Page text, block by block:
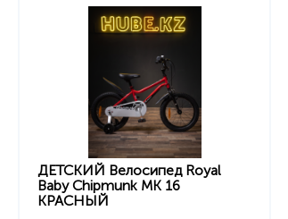
ДЕТСКИЙ Велосипед Royal
Baby Chipmunk MK 16
КРАСНЫЙ